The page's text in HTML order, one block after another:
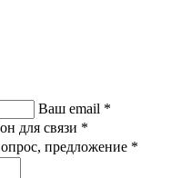
Ваш email *
для связи *
предложение *